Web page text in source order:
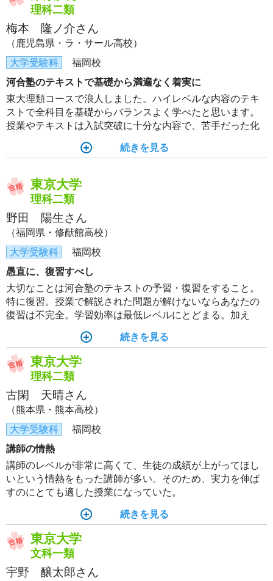
理科二類
梅本 隆ノ介さん
（鹿児島県・ラ・サール高校）
大学受験科
福岡校
河合塾のテキストで基礎から満遍なく着実に
東大理類コースで浪人しました。ハイレベルな内容のテキ
ストで全科目を基礎からバランスよく学べたと思います。
授業やテキストは入試突破に十分な内容で、苦手だった化
た。よそ見せずに目の前のやるべきことに集中することが
続きを見る
東京大学
理科二類
野田 陽生さん
（福岡県・修猷館高校）
大学受験科
福岡校
愚直に、復習すべし
大切なことは河合塾のテキストの予習・復習をすること。
特に復習。授業で解説された問題が解けないならあなたの
復習は不完全。学習効率は最低レベルにとどまる。加え
その答えが日々のモチベーションと本番での覚悟に繋が
る。ぜひ自分のために勉強してください。
続きを見る
東京大学
理科二類
古閑 天晴さん
（熊本県・熊本高校）
大学受験科
福岡校
講師の情熱
講師のレベルが非常に高くて、生徒の成績が上がってほし
いという情熱をもった講師が多い。そのため、実力を伸ば
すのにとても適した授業になっていた。
続きを見る
東京大学
文科一類
宇野 醸太郎さん